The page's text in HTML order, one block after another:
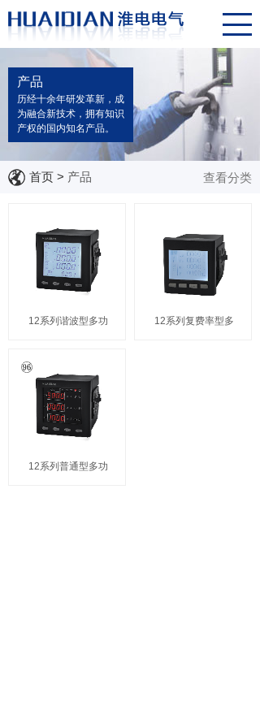
产品
历经十余年研发革新，成
为融合新技术，拥有知识
产权的国内知名产品。
查看分类
首页 > 产品
12系列谐波型多功 12系列复费率型多
12系列普通型多功